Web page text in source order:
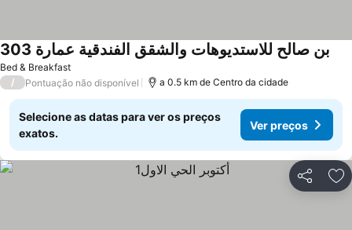
Bed & Breakfast
بن صالح للاستديوهات والشقق الفندقية عمارة 303
/ Pontuação não disponível a 0.5 km de Centro da cidade
Selecione as datas para ver os preços
exatos.
Ver preços
Partilhar